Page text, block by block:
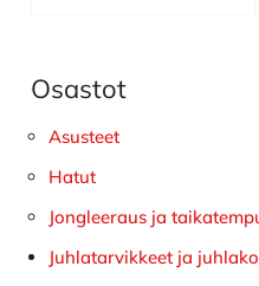
Ensisijainen
sivupalkki
Osastot
Asusteet
Hatut
Jongleeraus ja
Juhlatarvikkeet ja